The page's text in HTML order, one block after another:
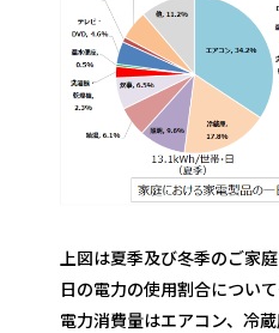
上図は夏季及び冬季のご家
日の電力の使用割合につい
電力消費量はエアコン、冷